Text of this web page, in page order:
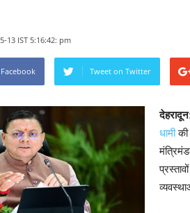
13 IST 5:16:42: pm
Tweet on Twitter
धामीकी